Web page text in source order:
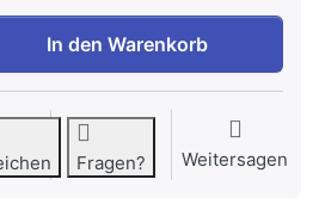
an Maschinenbasis BS 128
In den Warenkorb
Fragen? Weitersagen